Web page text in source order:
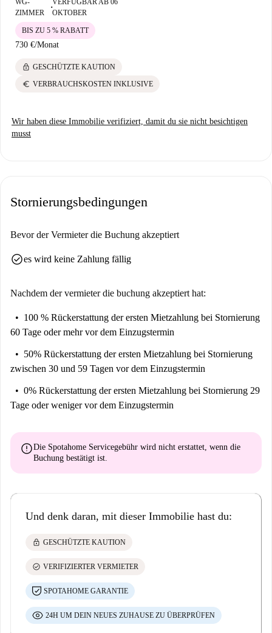
ZIMMER
■
OKTOBER
730 €/Monat
BIS ZU 5 % RABATT
lock GESCHÜTZTE KAUTION
euro VERBRAUCHSKOSTEN INKLUSIVE
Wir haben diese Immobilie verifiziert, damit du sie nicht besichtigen
musst
Stornierungsbedingungen
Bevor der Vermieter die Buchung akzeptiert
check_circlees wird keine Zahlung fällig
Nachdem der vermieter die buchung akzeptiert hat:
100 % Rückerstattung der ersten Mietzahlung bei Stornierung
60 Tage oder mehr vor dem Einzugstermin
50% Rückerstattung der ersten Mietzahlung bei Stornierung
zwischen 30 und 59 Tagen vor dem Einzugstermin
0% Rückerstattung der ersten Mietzahlung bei Stornierung 29
Tage oder weniger vor dem Einzugstermin
errorDie Spotahome Servicegebühr wird nicht erstattet , wenn die
Buchung bestätigt ist.
Und denk daran, mit dieser Immobilie hast du:
lock GESCHÜTZTE KAUTION
check_circle VERIFIZIERTER VERMIETER
SPOTAHOME GARANTIE
24H UM DEIN NEUES ZUHAUSE ZU ÜBERPRÜFEN